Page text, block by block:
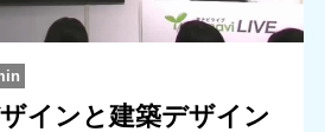
インと建築デザイン